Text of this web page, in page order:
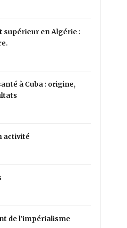
supérieur en Algérie :
à Cuba : origine,
activité
de l’impérialisme